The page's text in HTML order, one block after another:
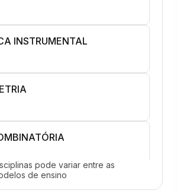
INSTRUMENTAL
pode variar entre as
de ensino